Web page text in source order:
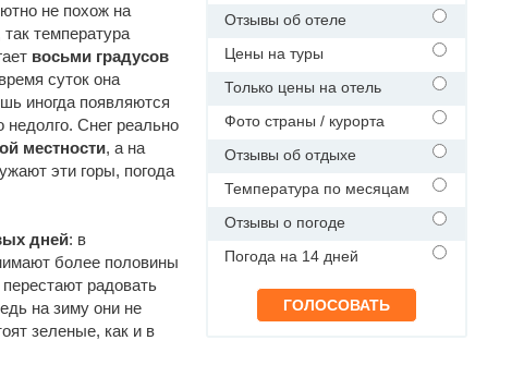
не похож на
температура
восьми градусов
суток она
иногда появляются
недолго. Снег реально
местности, а на
эти горы, погода
дней: в
более половины
радовать
на зиму они не
зеленые, как и в
Отзывы об отеле
Цены на туры
Только цены на отель
Фото страны / курорта
Отзывы об отдыхе
Температура по месяцам
Отзывы о погоде
Погода на 14 дней